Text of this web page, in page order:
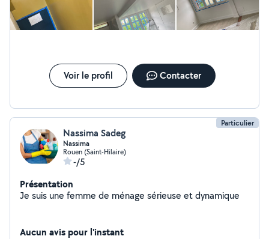
Voir le profil Contacter
Particulier
Nassima Sadeg
Nassima
Rouen (Saint-Hilaire)
-/5
Présentation
Je suis une femme de ménage sérieuse et dynamique
Aucun avis pour l'instant